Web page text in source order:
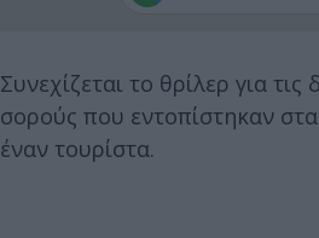
Συνεχίζεται το θρίλερ για
σορούς που εντοπίστηκαν
έναν τουρίστα.